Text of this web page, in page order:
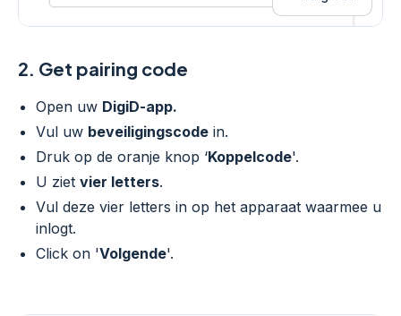
2. Get pairing code
Open uw DigiD-app.
Vul uw beveiligingscode in.
Druk op de oranje knop ‘Koppelcode'.
U ziet vier letters.
Vul deze vier letters in op het apparaat waarmee u
inlogt.
Click on 'Volgende'.